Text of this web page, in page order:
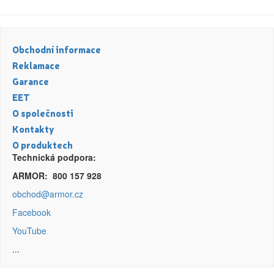
Dell
Epson
Fujitsu
Hermes
HP (Hewlett Packard)
Zaregistrujte se
Obchodní informace
Reklamace
Garance
EET
O společnosti
Kontakty
O produktech
Technická podpora:
ARMOR: 800 157 928
obchod@armor.cz
Facebook
YouTube
...